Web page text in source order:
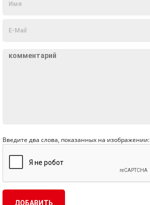
Введите два слова, показанных на изображении: